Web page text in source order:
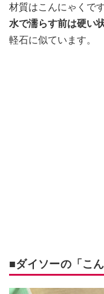
材質はこんにゃくです
水で濡らす前は硬い
軽石に似ています。
■ダイソーの「こ